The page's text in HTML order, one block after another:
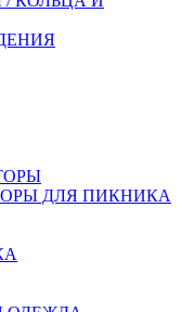
ДЛЯ ПИКНИКА